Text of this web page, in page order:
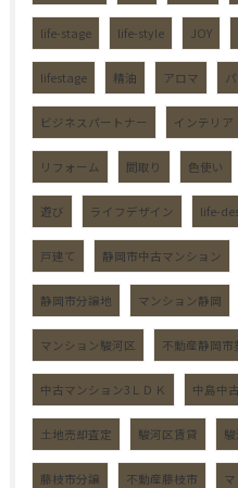
life-stage life-style JOY
lifestage 精油 アロマ
ビジネスパートナー インテリア
リフォーム 間取り 色使い
遊び ライフデザイン life-
戸建て 静岡市中古マンション
静岡市分譲地 マンション静岡
マンション駿河区 不動産静岡市
中古マンション3ＬＤＫ 中島中
土地売却査定 駿河区賃貸
藤枝市分譲 不動産藤枝市